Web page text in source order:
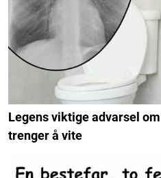
Legens viktige advarsel
trenger å vite